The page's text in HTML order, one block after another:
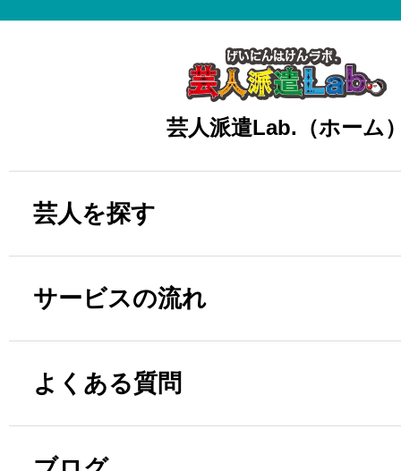
芸人派遣Lab.（ホーム
芸人を探す
サービスの流れ
よくある質問